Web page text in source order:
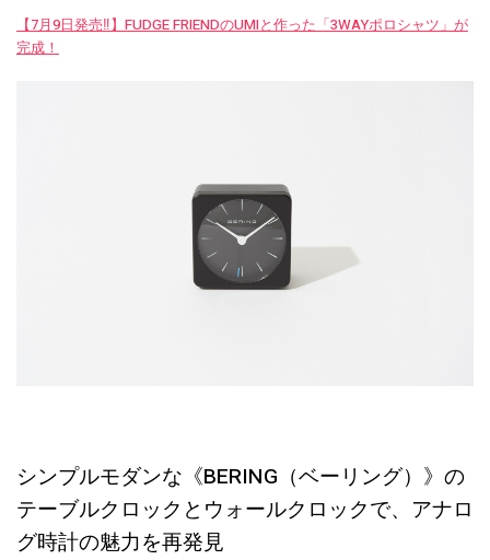
【7月9日発売‼︎】FUDGE FRIENDのUMIと作った「3WAYポロシャツ」が
完成！
シンプルモダンな《BERING（ベーリング）》の
テーブルクロックとウォールクロックで、アナロ
グ時計の魅力を再発見